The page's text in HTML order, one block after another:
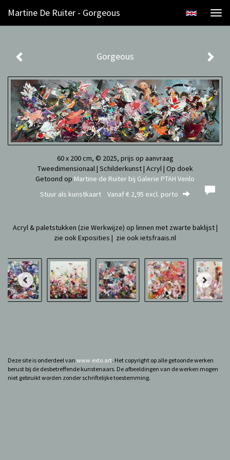
Martine De Ruiter - Gorgeous
Gorgeous
60 x 200 cm, © 2025, prijs op aanvraag
Tweedimensionaal | Schilderkunst | Acryl | Op doek
Getoond op Martine de Ruiter bij Galerie PTAH Venlo
Stuur als kunstkaart Vanaf € 2,95 excl. porto
Acryl & paletstukken (zie Werkwijze) op linnen met zwarte baklijst |
zie ook Exposities | zie ook ietsfraais.nl
Deze site is onderdeel van www.exto.art. Het copyright op alle getoonde werken
berust bij de desbetreffende kunstenaars. De afbeeldingen van de werken mogen
niet gebruikt worden zonder schriftelijke toestemming.